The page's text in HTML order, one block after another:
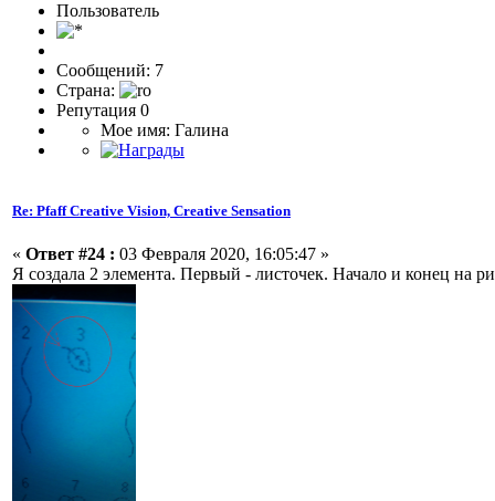
Пользователь
Сообщений: 7
Страна:
Репутация 0
Мое имя: Галина
Re: Pfaff Creative Vision, Creative Sensation
« Ответ #24 : 03 Февраля 2020, 16:05:47 »
Я создала 2 элемента. Первый - листочек. Начало и конец на